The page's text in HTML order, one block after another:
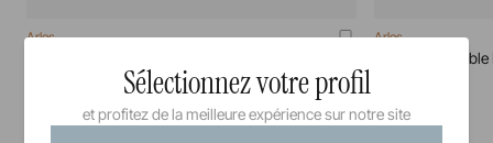
Arles Arles
Couteau De
24 cm
Sélectionnez votre profil
et profitez de la meilleure expérience sur notre site